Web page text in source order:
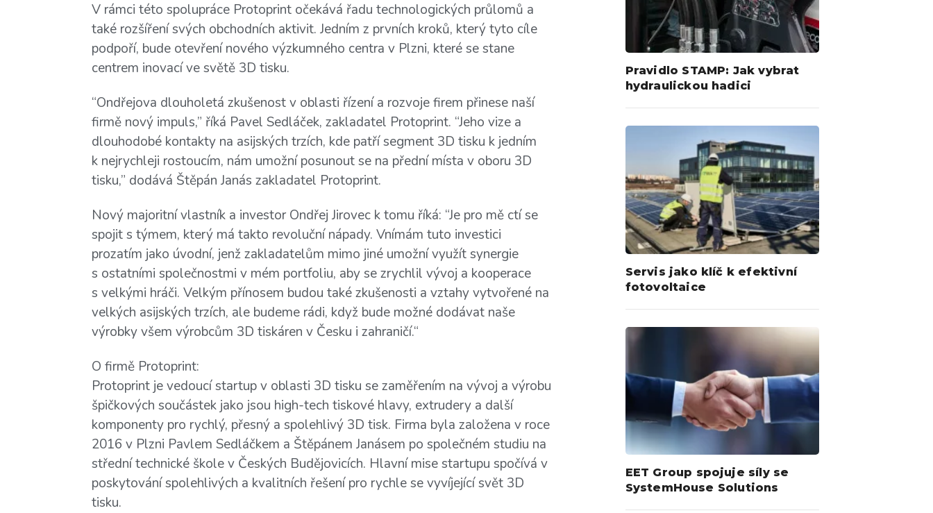
V rámci této spolupráce Protoprint očekává řadu technologických průlomů a
také rozšíření svých obchodních aktivit. Jedním z prvních kroků, který tyto cíle
podpoří, bude otevření nového výzkumného centra v Plzni, které se stane
centrem inovací ve světě 3D tisku.
“Ondřejova dlouholetá zkušenost v oblasti řízení a rozvoje firem přinese naší
firmě nový impuls,” říká Pavel Sedláček, zakladatel Protoprint. “Jeho vize a
dlouhodobé kontakty na asijských trzích, kde patří segment 3D tisku k jedním
k nejrychleji rostoucím, nám umožní posunout se na přední místa v oboru 3D
tisku,” dodává Štěpán Janás zakladatel Protoprint.
Nový majoritní vlastník a investor Ondřej Jirovec k tomu říká: “Je pro mě ctí se
spojit s týmem, který má takto revoluční nápady. Vnímám tuto investici
prozatím jako úvodní, jenž zakladatelům mimo jiné umožní využít synergie
s ostatními společnostmi v mém portfoliu, aby se zrychlil vývoj a kooperace
s velkými hráči. Velkým přínosem budou také zkušenosti a vztahy vytvořené na
velkých asijských trzích, ale budeme rádi, když bude možné dodávat naše
výrobky všem výrobcům 3D tiskáren v Česku i zahraničí.“
O firmě Protoprint:
Protoprint je vedoucí startup v oblasti 3D tisku se zaměřením na vývoj a výrobu
špičkových součástek jako jsou high-tech tiskové hlavy, extrudery a další
komponenty pro rychlý, přesný a spolehlivý 3D tisk. Firma byla založena v roce
2016 v Plzni Pavlem Sedláčkem a Štěpánem Janásem po společném studiu na
střední technické škole v Českých Budějovicích. Hlavní mise startupu spočívá v
poskytování spolehlivých a kvalitních řešení pro rychle se vyvíjející svět 3D
tisku.
Pravidlo STAMP: Jak vybrat
hydraulickou hadici
Servis jako klíč k efektivní
fotovoltaice
EET Group spojuje síly se
SystemHouse Solutions